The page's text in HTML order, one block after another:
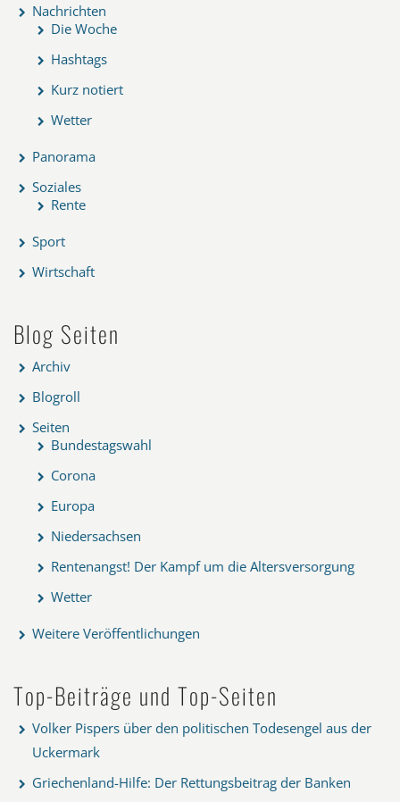
Nachrichten
Die Woche
Hashtags
Kurz notiert
Wetter
Panorama
Soziales
Rente
Sport
Wirtschaft
Blog Seiten
Archiv
Blogroll
Seiten
Bundestagswahl
Corona
Europa
Niedersachsen
Rentenangst! Der Kampf um die Altersversorgung
Wetter
Weitere Veröffentlichungen
Top-Beiträge und Top-Seiten
Volker Pispers über den politischen Todesengel aus der
Uckermark
Griechenland-Hilfe: Der Rettungsbeitrag der Banken